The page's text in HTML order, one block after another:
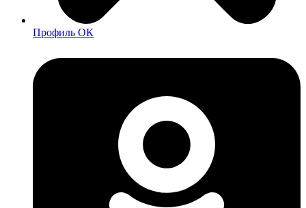
Профиль ОК